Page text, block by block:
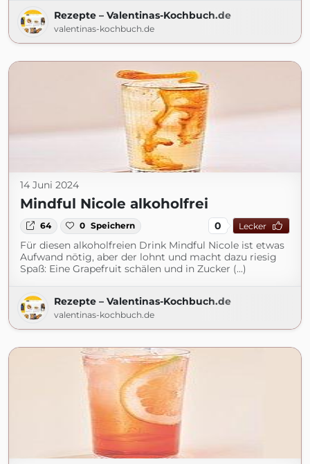
Rezepte – Valentinas-Kochbuch.de
valentinas-kochbuch.de
14 Juni 2024
Mindful Nicole alkoholfrei
64 0 Speichern 0 Lecker
Für diesen alkoholfreien Drink Mindful Nicole ist etwas
Aufwand nötig, aber der lohnt und macht dazu riesig
Spaß: Eine Grapefruit schälen und in Zucker (...)
Rezepte – Valentinas-Kochbuch.de
valentinas-kochbuch.de